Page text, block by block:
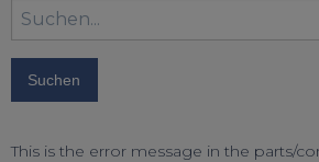
Suchbegriff
eingeben:
This is the error message in the parts/